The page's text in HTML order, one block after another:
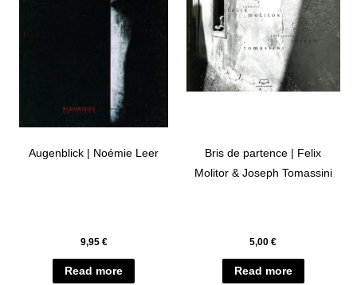
Augenblick | Noémie Leer
9,95 €
Read more
Bris de partence | Felix
Molitor & Joseph Tomassini
5,00€
Read more